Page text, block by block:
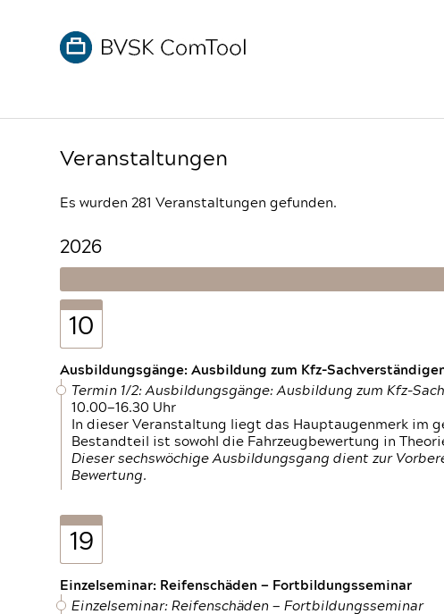
Veranstaltungen
Es wurden 281 Veranstaltungen gefunden.
2026
10
Ausbildungsgänge: Ausbildung zum Kfz-
Termin 1/2: Ausbildungsgänge: Ausbildung zum Kfz-
10.00—16.30 Uhr
In dieser Veranstaltung liegt das Hauptaugenmerk im
Bestandteil ist sowohl die Fahrzeugbewertung in
Dieser sechswöchige Ausbildungsgang dient zur
Bewertung.
19
Einzelseminar: Reifenschäden — Fortbildungsseminar
Einzelseminar: Reifenschäden — Fortbildungsseminar